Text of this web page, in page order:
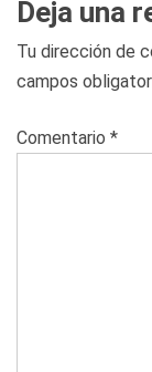
Deja una
Tu dirección de
campos
Comentario *